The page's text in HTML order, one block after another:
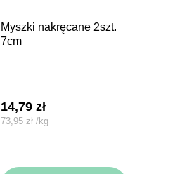
myszki nakręcane 2szt.
7cm
14,79zł
73,95zł /kg